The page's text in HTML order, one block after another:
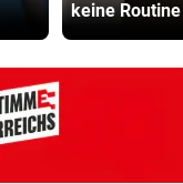
keine Routine